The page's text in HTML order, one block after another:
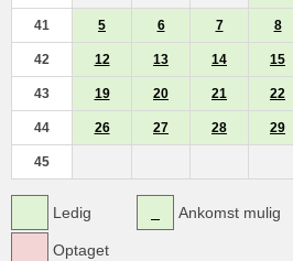
41 5 6 7 8
42 12 13 14 15
43 19 20 21 22
44 26 27 28 29
45
Ledig
Optaget
Ankomst mulig